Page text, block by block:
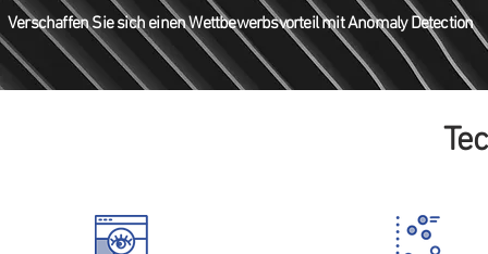
Verschaffen Sie sich einen Wettbewerbsvorteil mit Anomaly Detection